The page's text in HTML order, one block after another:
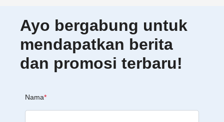
Ayo bergabung untuk
mendapatkan berita
dan promosi terbaru!
Nama*